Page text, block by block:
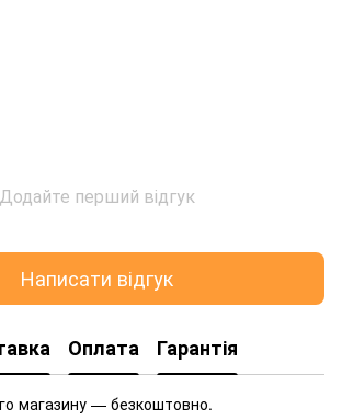
Додайте перший відгук
Написати відгук
Оплата Гарантія
магазину — безкоштовно.